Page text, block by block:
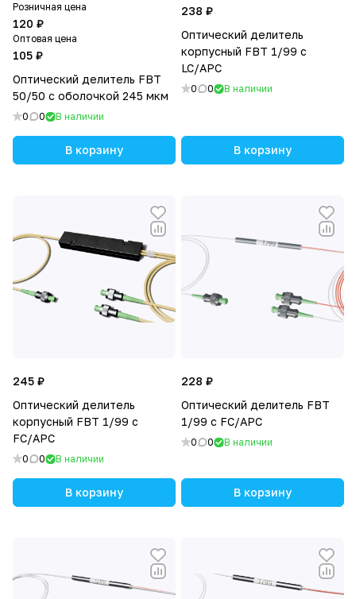
Розничная цена
120 ₽
Оптовая цена
105 ₽
Оптический делитель FBT
50/50 с оболочкой 245 мкм
0 0 В наличии
В корзину
238 ₽
Оптический делитель
корпусный FBT 1/99 с
LC/APC
0 0 В наличии
В корзину
245 ₽
Оптический делитель
корпусный FBT 1/99 с
FC/APC
0 0 В наличии
В корзину
228 ₽
Оптический делитель FBT
1/99 с FC/APC
0 0 В наличии
В корзину